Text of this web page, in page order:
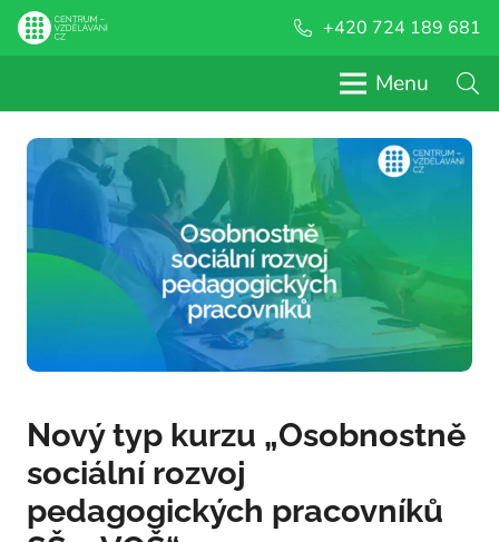
+420 724 189 681
Menu
Nový typ kurzu „Osobnostně
sociální rozvoj
pedagogických pracovníků